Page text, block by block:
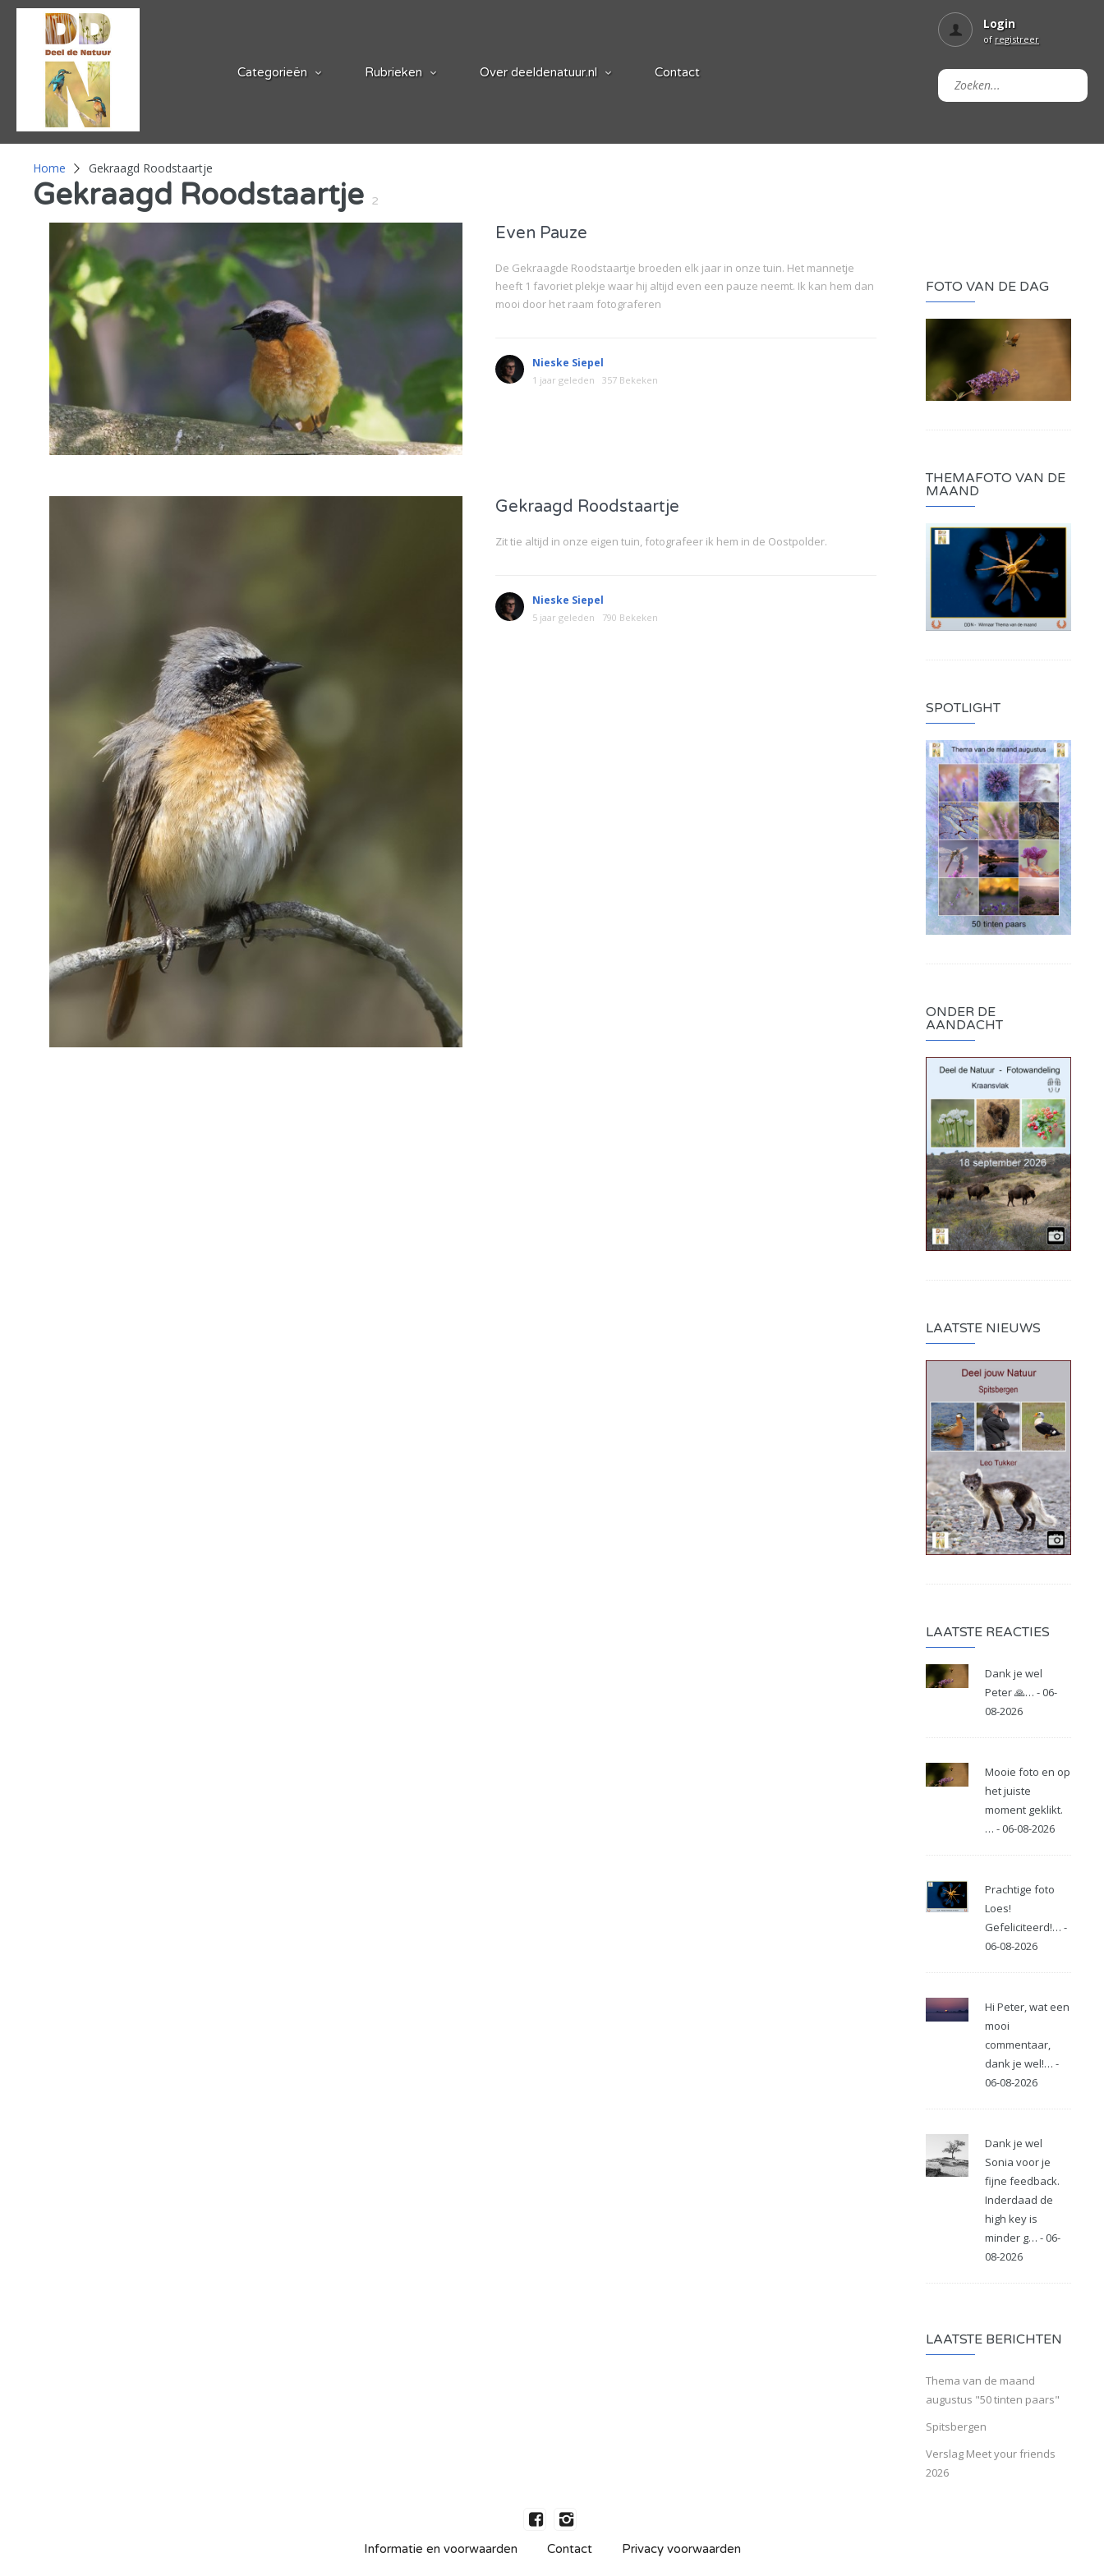
Categorieën Rubrieken Over deeldenatuur.nl Contact
Login
of registreer
Home Gekraagd Roodstaartje
Gekraagd Roodstaartje 2
Even Pauze
De Gekraagde Roodstaartje broeden elk jaar in onze tuin. Het mannetje
heeft 1 favoriet plekje waar hij altijd even een pauze neemt. Ik kan hem dan
mooi door het raam fotograferen
Nieske Siepel
1 jaar geleden 357 Bekeken
Gekraagd Roodstaartje
Zit tie altijd in onze eigen tuin, fotografeer ik hem in de Oostpolder.
Nieske Siepel
5 jaar geleden 790 Bekeken
FOTO VAN DE DAG
THEMAFOTO VAN DE
MAAND
SPOTLIGHT
ONDER DE
AANDACHT
LAATSTE NIEUWS
LAATSTE REACTIES
Dank je wel
Peter 🙏… - 06-
08-2026
Mooie foto en op
het juiste
moment geklikt.
… - 06-08-2026
Prachtige foto
Loes!
Gefeliciteerd!… -
06-08-2026
Hi Peter, wat een
mooi
commentaar,
dank je wel!… -
06-08-2026
Dank je wel
Sonia voor je
fijne feedback.
Inderdaad de
high key is
minder g… - 06-
08-2026
LAATSTE BERICHTEN
Thema van de maand
augustus "50 tinten paars"
Spitsbergen
Verslag Meet your friends
2026
Informatie en voorwaarden Contact Privacy voorwaarden